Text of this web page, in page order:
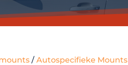
/Autospecifieke Mounts